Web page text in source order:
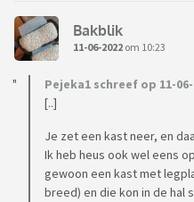
Bakblik
11-06-2022 om 10:23
Pejeka1 schreef op 11-06-
[..]
Je zet een kast neer, en
Ik heb heus ook wel eens
gewoon een kast met
breed) en die kon in de hal